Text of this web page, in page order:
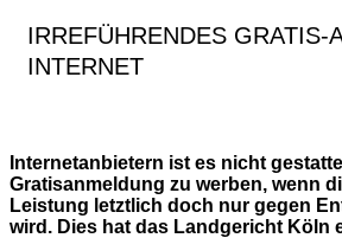
IRREFÜHRENDES GRATIS-
INTERNET
Internetanbietern ist es nicht
Gratisanmeldung zu werben, wenn
Leistung letztlich doch nur gegen
wird. Dies hat das Landgericht Köln